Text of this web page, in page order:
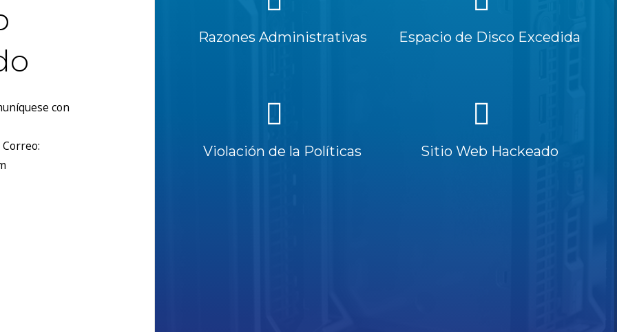
con
Razones Administrativas Espacio de Disco Excedida
Violación de la Políticas Sitio Web Hackeado